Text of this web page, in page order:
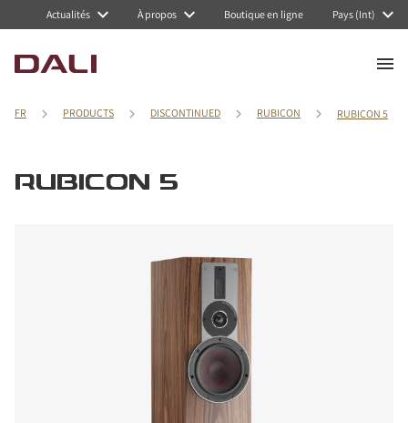
Actualités À propos Boutique en ligne Pays (Int)
FR PRODUCTS DISCONTINUED RUBICON RUBICON 5
RUBICON 5